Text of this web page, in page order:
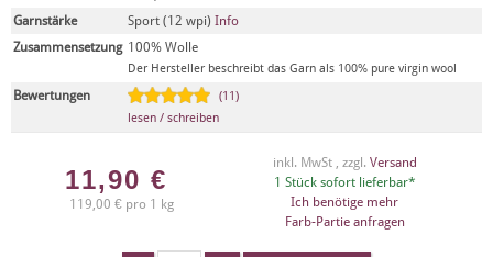
Garnstärke
Sport (12 wpi) Info
Zusammensetzung 100% Wolle
Der Hersteller beschreibt das Garn als 100% pure virgin wool
Bewertungen
(11)
lesen / schreiben
11,90 €
119,00 € pro 1 kg
inkl. MwSt , zzgl. Versand
1 Stück sofort lieferbar*
Ich benötige mehr
Farb-Partie anfragen